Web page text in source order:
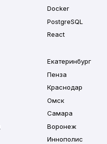
Docker
PostgreSQL
React
Екатеринбург
Пенза
Краснодар
Омск
Самара
Воронеж
Иннополис